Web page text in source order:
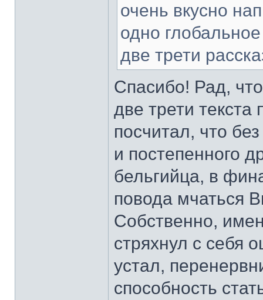
очень вкусно
одно
две трети
Спасибо! Рад,
две трети
посчитал, что
и постепенного
бельгийца, в
повода мчаться
Собственно,
стряхнул с себя
устал,
способность